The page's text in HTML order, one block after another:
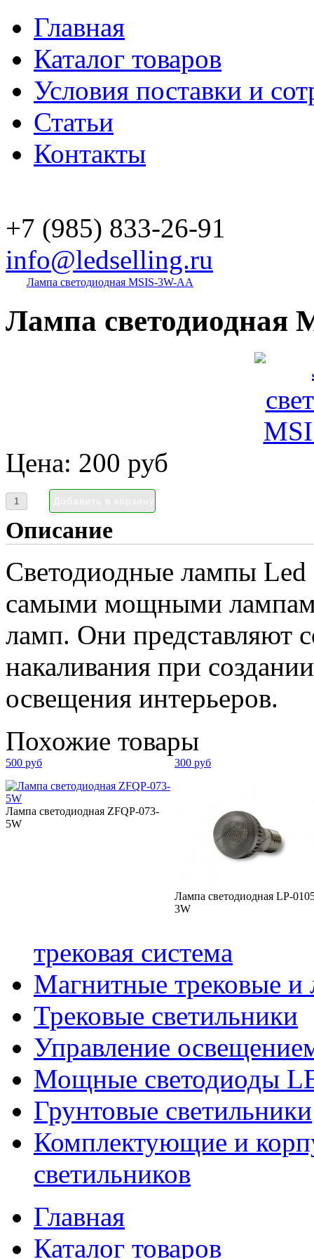
Главная
Каталог товаров
Условия поставки и
Статьи
Контакты
+7 (985) 833-26-91
info@ledselling.ru
Лампа светодиодная MSIS-3W-AA
Лампа светодиодная
Цена: 200 руб
Описание
Светодиодные лампы Led
самыми мощными
ламп. Они представляют
накаливания при
освещения интерьеров.
Похожие товары
500 руб
Лампа светодиодная ZFQP-073-
5W
300 руб
Лампа светодиодная LP-
3W
трековая система
Магнитные трековые и
Трековые светильники
Управление
Мощные светодиоды
Грунтовые светильники
Комплектующие и
светильников
Главная
Каталог товаров